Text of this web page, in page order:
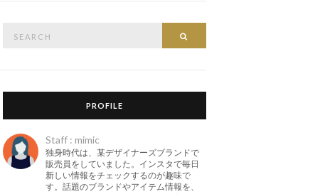
PROFILE
Staff : mimic
独身時代は、某デザイナーズブランドで
販売員をしていました。インスタで毎日
新しい情報をチェックするのが趣味で
す。話題のブランドやアイテム情報を、